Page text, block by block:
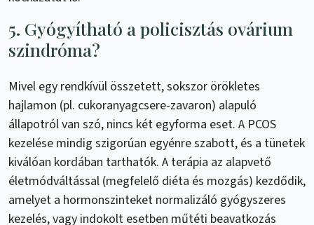
5. Gyógyítható a policisztás ovárium
szindróma?
Mivel egy rendkívül összetett, sokszor örökletes
hajlamon (pl. cukoranyagcsere-zavaron) alapuló
állapotról van szó, nincs két egyforma eset. A PCOS
kezelése mindig szigorúan egyénre szabott, és a tünetek
kiválóan kordában tarthatók. A terápia az alapvető
életmódváltással (megfelelő diéta és mozgás) kezdődik,
amelyet a hormonszinteket normalizáló gyógyszeres
kezelés, vagy indokolt esetben műtéti beavatkozás